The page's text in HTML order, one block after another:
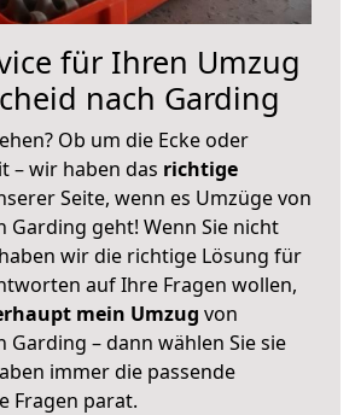
für Ihren Umzug
nach Garding
Ob um die Ecke oder
– wir haben das richtige
Seite, wenn es Umzüge von
Garding geht! Wenn Sie nicht
wir die richtige Lösung für
auf Ihre Fragen wollen,
mein Umzug von
Garding – dann wählen Sie sie
immer die passende
Fragen parat.